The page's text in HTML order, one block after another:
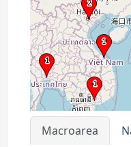
Macroarea